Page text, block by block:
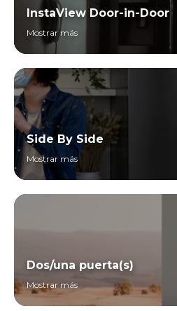
InstaView Door-in-Door
Mostrar más
Side By Side
Mostrar más
Dos/una puerta(s)
Mostrar más